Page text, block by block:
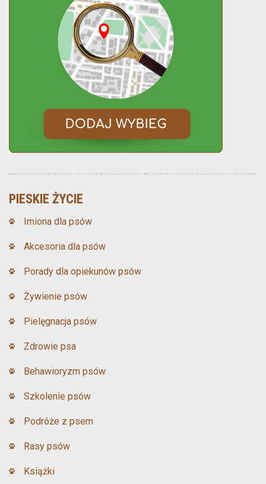
PIESKIE ŻYCIE
Imiona dla psów
Akcesoria dla psów
Porady dla opiekunów psów
Żywienie psów
Pielęgnacja psów
Zdrowie psa
Behawioryzm psów
Szkolenie psów
Podróże z psem
Rasy psów
Książki